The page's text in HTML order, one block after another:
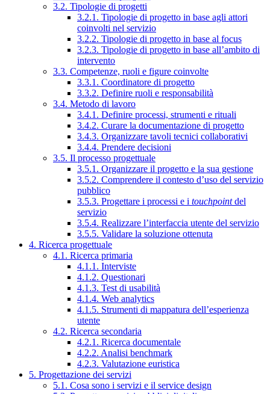
3.2. Tipologie di progetti
3.2.1. Tipologie di progetto in base agli attori
coinvolti nel servizio
3.2.2. Tipologie di progetto in base al focus
3.2.3. Tipologie di progetto in base all’ambito di
intervento
3.3. Competenze, ruoli e figure coinvolte
3.3.1. Coordinatore di progetto
3.3.2. Definire ruoli e responsabilità
3.4. Metodo di lavoro
3.4.1. Definire processi, strumenti e rituali
3.4.2. Curare la documentazione di progetto
3.4.3. Organizzare tavoli tecnici collaborativi
3.4.4. Prendere decisioni
3.5. Il processo progettuale
3.5.1. Organizzare il progetto e la sua gestione
3.5.2. Comprendere il contesto d’uso del servizio
pubblico
3.5.3. Progettare i processi e i touchpointdel
servizio
3.5.4. Realizzare l’interfaccia utente del servizio
3.5.5. Validare la soluzione ottenuta
4. Ricerca progettuale
4.1. Ricerca primaria
4.1.1. Interviste
4.1.2. Questionari
4.1.3. Test di usabilità
4.1.4. Web analytics
4.1.5. Strumenti di mappatura dell’esperienza
utente
4.2. Ricerca secondaria
4.2.1. Ricerca documentale
4.2.2. Analisi benchmark
4.2.3. Valutazione euristica
5. Progettazione dei servizi
5.1. Cosa sono i servizi e il service design